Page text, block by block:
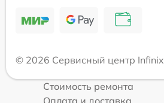
© 2026 Сервисный центр Infinix
Стоимость ремонта
Оплата и доставка